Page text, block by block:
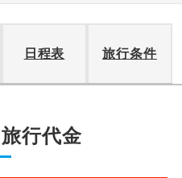
日程表 旅行条件
行代金